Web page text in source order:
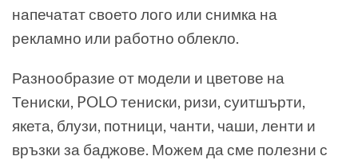
напечатат своето лого или снимка на
рекламно или работно облекло.
Разнообразие от модели и цветове на
Тениски, POLO тениски, ризи, суитшърти,
якета, блузи, потници, чанти, чаши, ленти и
връзки за баджове. Можем да сме полезни с